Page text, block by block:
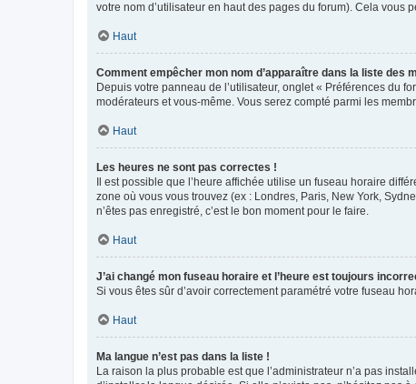
votre nom d’utilisateur en haut des pages du forum). Cela vous
Haut
Comment empêcher mon nom d’apparaître dans la liste des
Depuis votre panneau de l’utilisateur, onglet « Préférences du
modérateurs et vous-même. Vous serez compté parmi les
Haut
Les heures ne sont pas correctes !
Il est possible que l’heure affichée utilise un fuseau horaire
zone où vous vous trouvez (ex : Londres, Paris, New York,
n’êtes pas enregistré, c’est le bon moment pour le faire.
Haut
J’ai changé mon fuseau horaire et l’heure est toujours
Si vous êtes sûr d’avoir correctement paramétré votre fuseau
Haut
Ma langue n’est pas dans la liste !
La raison la plus probable est que l’administrateur n’a pas